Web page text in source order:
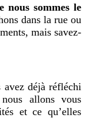
nous sommes le
dans la rue ou
mais savez-
avez déjà réfléchi
allons vous
et ce qu’elles